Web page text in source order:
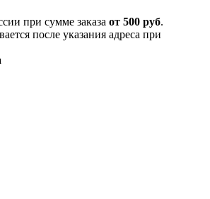
при сумме заказа от 500 руб.
после указания адреса при